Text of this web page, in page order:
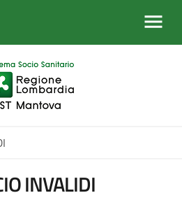
INVALIDI